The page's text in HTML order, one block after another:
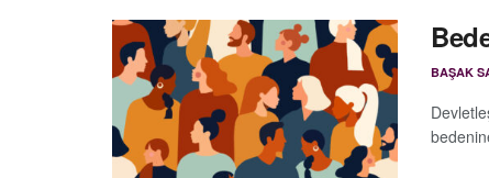
BAŞAK